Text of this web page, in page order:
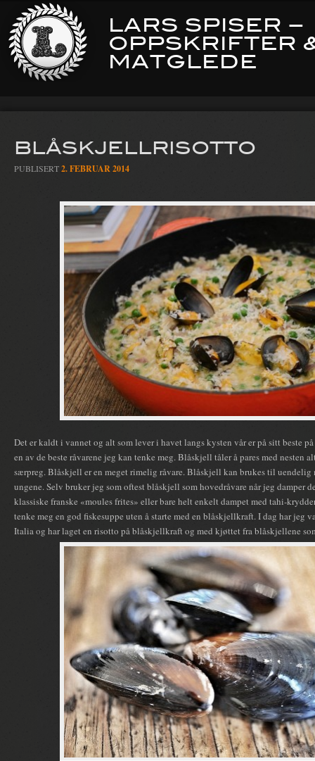
LARS SPISER –
OPPSKRIFTER
MATGLEDE
BLÅSKJELLRISOTTO
PUBLISERT2. FEBRUAR 2014
Det er kaldt i vannet og alt som lever i havet langs kysten vår er på sitt beste
en av de beste råvarene jeg kan tenke meg. Blåskjell tåler å pares med nesten
særpreg. Blåskjell er en meget rimelig råvare. Blåskjell kan brukes til uendelig
ungene. Selv bruker jeg som oftest blåskjell som hovedråvare når jeg damper
klassiske franske «moules frites» eller bare helt enkelt dampet med tahi-
tenke meg en god fiskesuppe uten å starte med en blåskjellkraft. I dag har jeg
Italia og har laget en risotto på blåskjellkraft og med kjøttet fra blåskjellene